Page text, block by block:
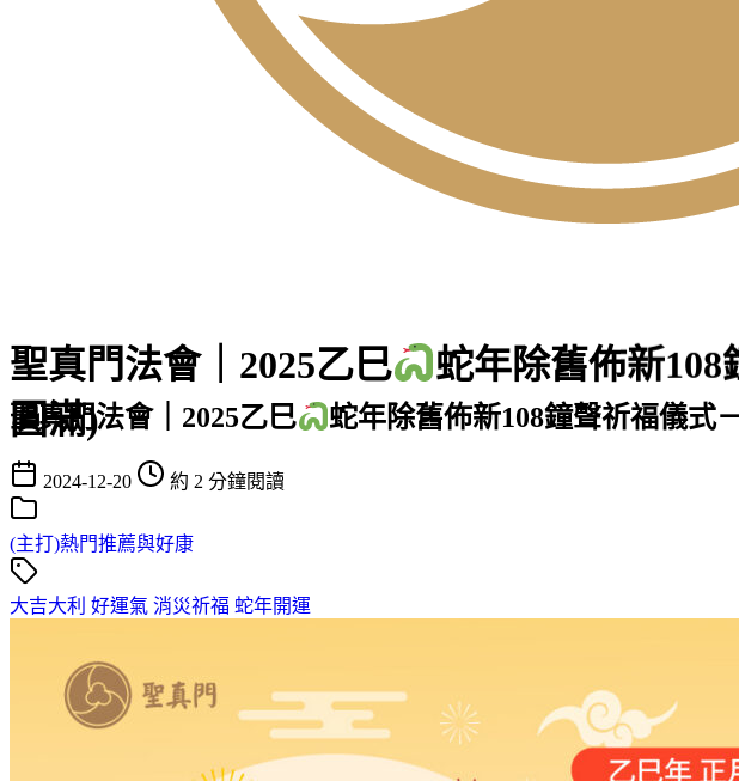
聖真門法會｜2025乙巳
蛇年除舊佈新
圓滿)
聖真門法會｜2025乙巳 蛇年除舊佈新108鐘聲祈福儀式
2024-12-20 約 2 分鐘閱讀
(主打)熱門推薦與好康
大吉大利 好運氣 消災祈福 蛇年開運